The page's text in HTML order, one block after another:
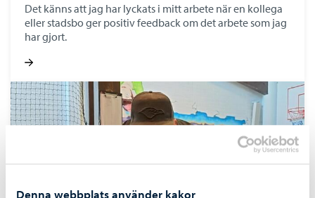
Denna webbplats använder kakor
Det känns att jag har lyckats i mitt arbete när en kollega
eller stadsbo ger positiv feedback om det arbete som jag
har gjort.